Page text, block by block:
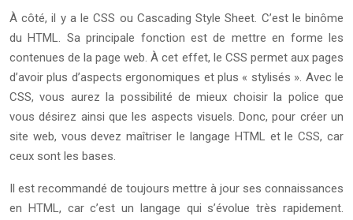
À côté, il y a le CSS ou Cascading Style Sheet. C’est le binôme
du HTML. Sa principale fonction est de mettre en forme les
contenues de la page web. À cet effet, le CSS permet aux pages
d’avoir plus d’aspects ergonomiques et plus « stylisés ». Avec le
CSS, vous aurez la possibilité de mieux choisir la police que
vous désirez ainsi que les aspects visuels. Donc, pour créer un
site web, vous devez maîtriser le langage HTML et le CSS, car
ceux sont les bases.
Il est recommandé de toujours mettre à jour ses connaissances
en HTML, car c’est un langage qui s’évolue très rapidement.